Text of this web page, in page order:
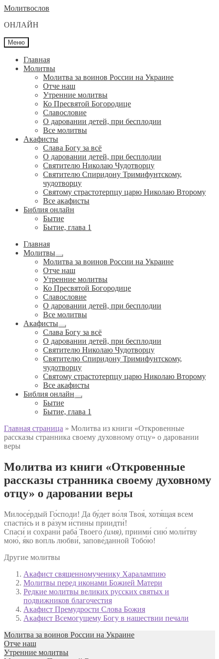
Перейти
навигации
Перейти
содержимому
Молитвослов
ОНЛАЙН
Меню
Главная
Молитвы
Молитва за воинов России на Украине
Отче наш
Утренние молитвы
Ко Пресвятой Богородице
Славословие
О даровании детей, при бесплодии
Вcе молитвы
Акафисты
Слава Богу за всё
О даровании детей, при бесплодии
Святителю Николаю Чудотворцу
Святителю Спиридону Тримифунтскому,
чудотворцу
Святому страстотерпцу царю Николаю Второму
Все акафисты
Библия онлайн
Бытие
Бытие, глава 1
Главная
Молитвы
Развернутое
вложенное
меню
Молитва за воинов России на Украине
Отче наш
Утренние молитвы
Ко Пресвятой Богородице
Славословие
О даровании детей, при бесплодии
Вcе молитвы
Акафисты
Развернутое
вложенное
меню
Слава Богу за всё
О даровании детей, при бесплодии
Святителю Николаю Чудотворцу
Святителю Спиридону Тримифунтскому,
чудотворцу
Святому страстотерпцу царю Николаю Второму
Все акафисты
Библия онлайн
Развернутое
вложенное
меню
Бытие
Бытие, глава 1
Главная страница » Молитва из книги «Откровенные
рассказы странника своему духовному отцу» о даровании
веры
Молитва из книги «Откровенные
рассказы странника своему духовному
отцу» о даровании веры
Милосе́рдый Го́споди! Да бу́дет во́ля Твоя́, хотя́щая всем
спасти́сь и в ра́зум и́стины приидти́!
Спаси́ и сохрани́ раба́ Твоего́ (имя), приими́ сию́ моли́тву
мою́, я́ко вопль любви́, запове́данной Тобо́ю!
Другие молитвы
Акафист священномученику Харалампию
Молитвы перед иконами Божией Матери
Редкие молитвы великих русских святых и
подвижников благочестия
Акафист Премудрости Слова Божия
Акафист Всемогущему Богу в нашествии печали
Молитва за воинов России на Украине
Отче наш
Утренние молитвы